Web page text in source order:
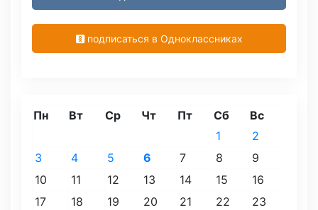
подписаться в Одноклассниках
Пн Вт Ср Чт Пт Сб Вс
1
2
3
4 5 6 7 8
9
10
11 12 13 14 15
16
17
18 19 20 21 22
23